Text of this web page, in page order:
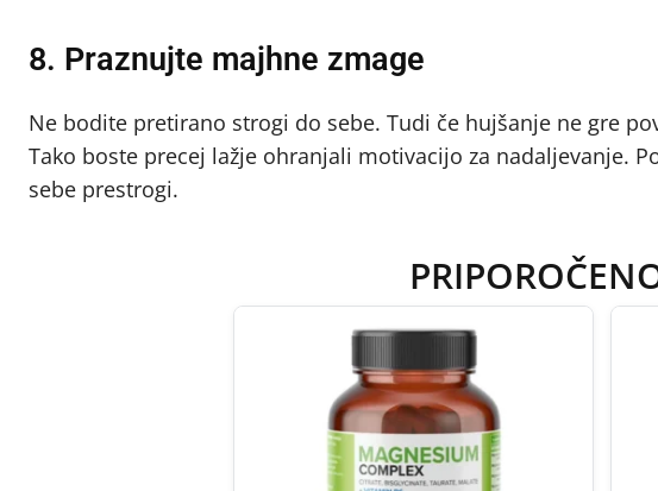
8. Praznujte majhne zmage
Ne bodite pretirano strogi do sebe. Tudi če hujšanje ne gre
Tako boste precej lažje ohranjali motivacijo za nadaljevanje.
sebe prestrogi.